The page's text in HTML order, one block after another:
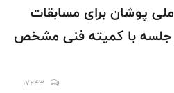
پوشان برای مسابقات
جلسه با کمیته فنی مشخص
17243